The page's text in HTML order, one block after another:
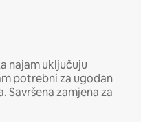
najam uključuju
potrebni za ugodan
Savršena zamjena za